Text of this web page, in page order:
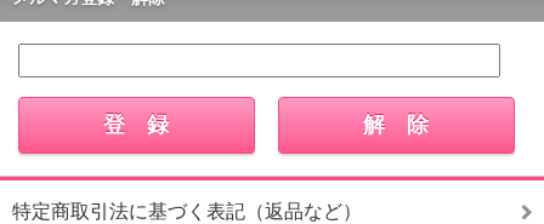
特定商取引法に基づく表記（返品など）